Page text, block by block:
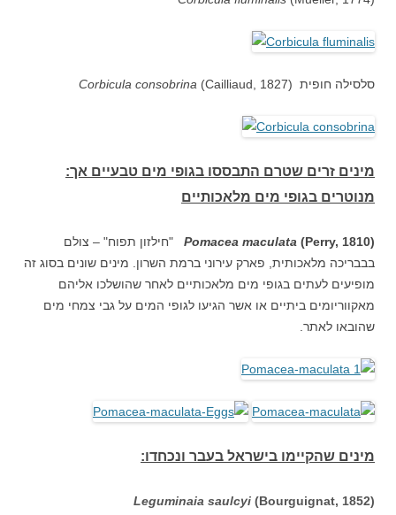
Corbicula consobrina (Cailliaud, 1827) סלסילה חופית
:מינים זרים שטרם התבססו בגופי מים טבעיים אך
מנוטרים בגופי מים מלאכותיים
(
Pomacea maculata (Perry, 1810
"חילזון תפוח" – צולם
בבבריכה מלאכותית, פארק עירוני ברמת השרון. מינים שונים בסוג זה
מופיעים לעתים בגופי מים מלאכותיים לאחר שהושלכו אליהם
מאקווריומים ביתיים או אשר הגיעו לגופי המים על גבי צמחי מים
שהובאו לאתר.
:מינים שהקיימו בישראל בעבר ונכחדו
Leguminaia saulcyi (Bourguignat, 1852)